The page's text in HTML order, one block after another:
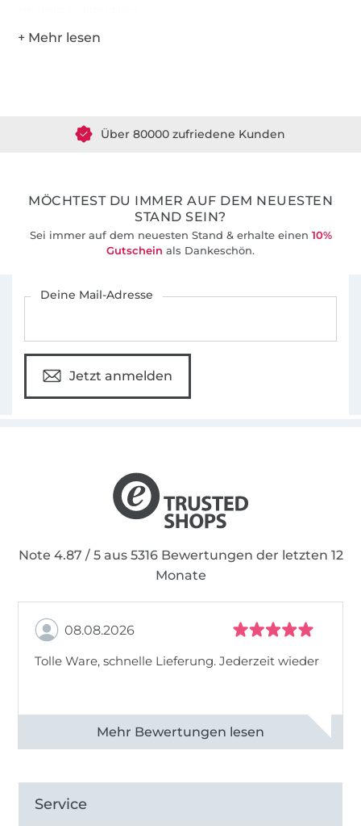
MÖCHTEST DU IMMER AUF DEM NEUESTEN
STAND SEIN?
Sei immer auf dem neuesten Stand & erhalte einen 10%
Gutschein als Dankeschön.
Deine Mail-Adresse
Jetzt anmelden
Note 4.87 / 5 aus 5316 Bewertungen der letzten 12
Monate
08.08.2026
Tolle Ware, schnelle Lieferung. Jederzeit wieder
Alle 83013 Bewertungen ansehen
Service